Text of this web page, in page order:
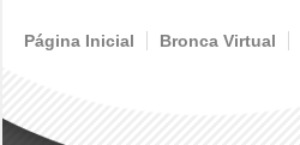
Página Inicial Bronca Virtual